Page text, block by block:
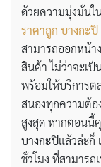
ด้วยความมุ่งมั่นใ
ราคาถูก บางกะปิ
สามารถออกหน้า
สินค้า ไม่ว่าจะเป็
พร้อมให้บริการต
สนองทุกความต้อ
สูงสุด หากตอนนี้
บางกะปิแล้วล่ะก็
ชั่วโมง ที่สามารถ